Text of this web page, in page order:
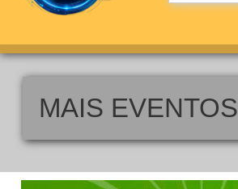
MAIS EVENTOS